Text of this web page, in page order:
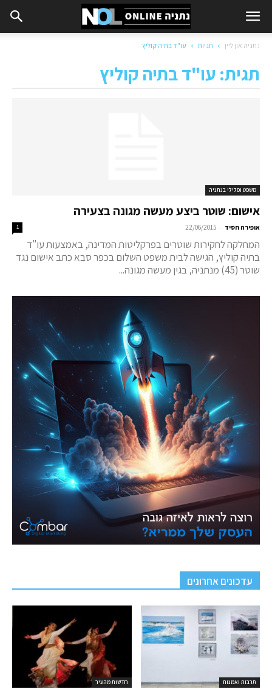
נתניה און ליין תגיות עו"ד בתיה קוליץ
תגית: עו"ד בתיה קוליץ
משפט ופלילי בנתניה
אישום: שוטר ביצע מעשה מגונה בצעירה
אופירה חסיד -
22/06/2015
1
המחלקה לחקירות שוטרים בפרקליטות המדינה, באמצעות עו"ד
בתיה קוליץ, הגישה לבית משפט השלום בכפר סבא כתב אישום נגד
שוטר (45) מנתניה, בגין מעשה מגונה...
עדכונים אחרונים
חדשות מהעיר תרבות ואמנות